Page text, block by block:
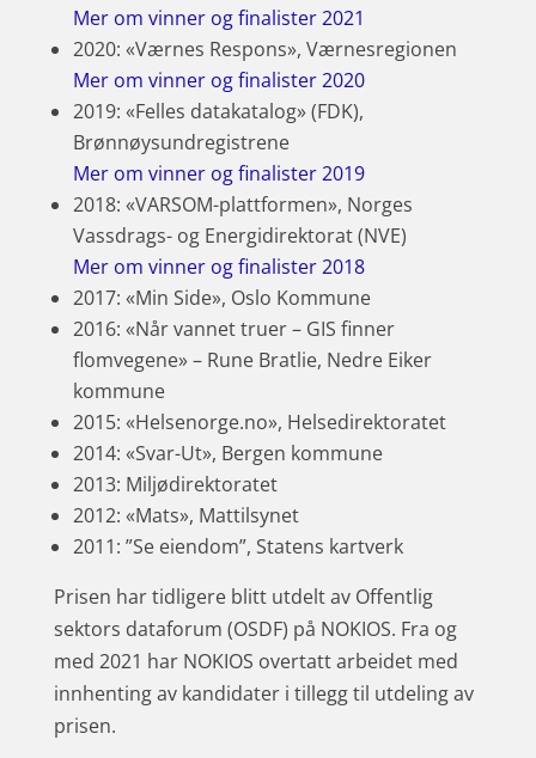
Mer om vinner og finalister 2021
2020: «Værnes Respons», Værnesregionen
Mer om vinner og finalister 2020
2019: «Felles datakatalog» (FDK),
Brønnøysundregistrene
Mer om vinner og finalister 2019
2018: «VARSOM-plattformen», Norges
Vassdrags- og Energidirektorat (NVE)
Mer om vinner og finalister 2018
2017: «Min Side», Oslo Kommune
2016: «Når vannet truer – GIS finner
flomvegene» – Rune Bratlie, Nedre Eiker
kommune
2015: «Helsenorge.no», Helsedirektoratet
2014: «Svar-Ut», Bergen kommune
2013: Miljødirektoratet
2012: «Mats», Mattilsynet
2011: ”Se eiendom”, Statens kartverk
Prisen har tidligere blitt utdelt av Offentlig
sektors dataforum (OSDF) på NOKIOS. Fra og
med 2021 har NOKIOS overtatt arbeidet med
innhenting av kandidater i tillegg til utdeling av
prisen.